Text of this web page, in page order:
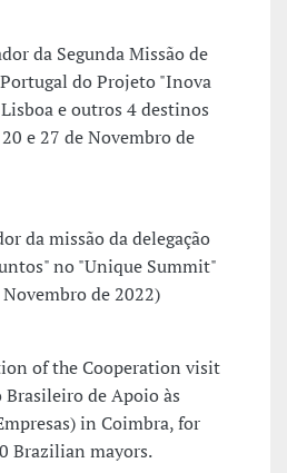
da Segunda Missão de
do Projeto "Inova
e outros 4 destinos
e 27 de Novembro de
da missão da delegação
no "Unique Summit"
de 2022)
of the Cooperation visit
Brasileiro de Apoio às
in Coimbra, for
Brazilian mayors.